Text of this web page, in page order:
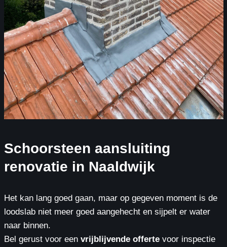
Schoorsteen aansluiting
renovatie in Naaldwijk
Het kan lang goed gaan, maar op gegeven moment is de
loodslab niet meer goed aangehecht en sijpelt er water
naar binnen.
Bel gerust voor eenvrijblijvende offertevoor inspectie